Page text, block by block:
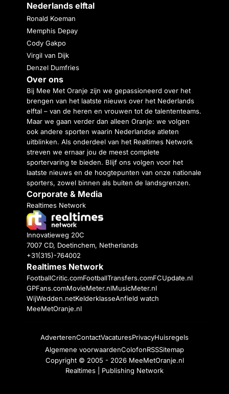
Nederlands elftal
Ronald Koeman
Memphis Depay
Cody Gakpo
Virgil van Dijk
Denzel Dumfries
Over ons
Bij Mee Met Oranje zijn we gepassioneerd over het
brengen van het laatste nieuws over het Nederlands
elftal – van de heren en vrouwen tot de talententeams.
Maar we gaan verder dan alleen Oranje: we volgen
ook andere sporten waarin Nederlandse atleten
uitblinken. Als onderdeel van het Realtimes Network
streven we ernaar jou de meest complete
sportervaring te bieden. Blijf ons volgen voor het
laatste nieuws en de hoogtepunten van onze nationale
sporters, zowel binnen als buiten de landsgrenzen.
Corporate & Media
Realtimes Network
Innovatieweg 20C
7007 CD, Doetinchem, Netherlands
+31(315)-764002
Realtimes Network
FootballCritic.comFootballTransfers.comFCUpdate.nl
GPFans.comMovieMeter.nlMusicMeter.nl
WijWedden.netKelderklasseAnfield watch
MeeMetOranje.nl
AdverterenContactVacaturesPrivacyHuisregels
Algemene voorwaardenColofonRSSSitemap
Copyright © 2005 - 2026 MeeMetOranje.nl
Realtimes | Publishing Network